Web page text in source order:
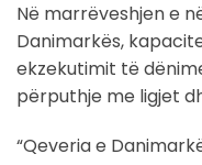
Në marrëveshjen e
Danimarkës,
ekzekutimit të
përputhje me ligjet
“Qeveria e